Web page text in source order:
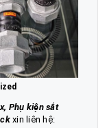
, Phụ kiện sắt
xin liên hệ: